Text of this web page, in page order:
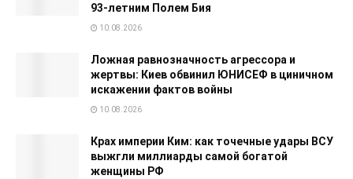
93-летним Полем Бия
10.08.2026
Ложная равнозначность агрессора и
жертвы: Киев обвинил ЮНИСЕФ в циничном
искажении фактов войны
10.08.2026
Крах империи Ким: как точечные удары ВСУ
выжгли миллиарды самой богатой
женщины РФ